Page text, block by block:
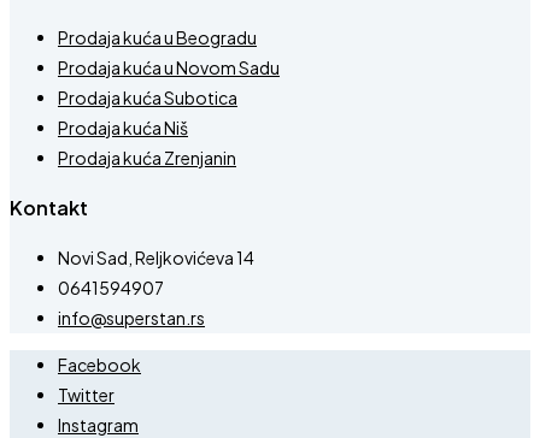
Prodaja kuća u Beogradu
Prodaja kuća u Novom Sadu
Prodaja kuća Subotica
Prodaja kuća Niš
Prodaja kuća Zrenjanin
Kontakt
Novi Sad, Reljkovićeva 14
0641594907
info@superstan.rs
Facebook
Twitter
Instagram